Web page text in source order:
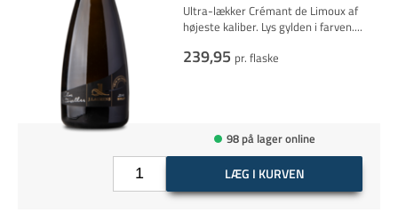
Ultra-lækker Crémant de Limoux af
højeste kaliber. Lys gylden i farven....
239,95 pr. flaske
98 på lager online
LÆG I KURVEN